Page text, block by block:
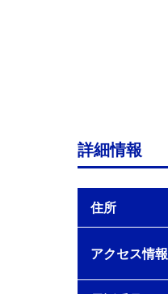
詳細情報
住所
アクセス情報